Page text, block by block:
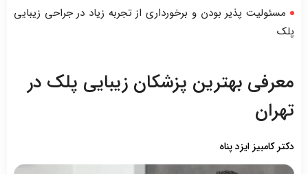
مسئولیت پذیر بودن و برخورداری از تجربه زیاد در جراحی زیبایی
پلک
معرفی بهترین پزشکان زیبایی پلک در
تهران
دکتر کامبیز ایزد پناه